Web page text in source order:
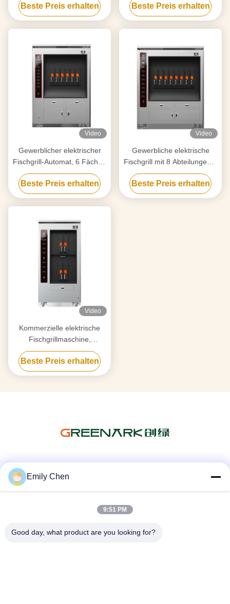
Beste Preis erhalten Beste Preis erhalten
Video
Gewerblicher elektrischer
Fischgrill-Automat, 6 Fächer,
350 KG
Beste Preis erhalten
Video
Gewerbliche elektrische
Fischgrill mit 8 Abteilungen 8
Fische gleichzeitig Grillöfen
Beste Preis erhalten
Video
Kommerzielle elektrische
Fischgrillmaschine,
doppelwandig, 4 Fächer
Beste Preis erhalten
Emily Chen
9:51 PM
Good day, what product are you looking for?